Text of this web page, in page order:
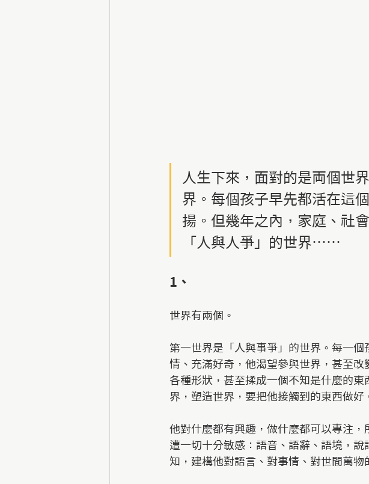
人生下來，面對的是両個世
界。每個孩子早先都活在這
揚。但幾年之內，家庭、社
「人與人爭」的世界⋯⋯
1、
世界有兩個。
第一世界是「人與事爭」的世界。每一
情、充滿好奇，他渴望參與世界，甚至
各種形狀，甚至揉成一個不知是什麼的
界，塑造世界，要把他接觸到的東西做好
他對什麼都有興趣，做什麼都可以專注
遭一切十分敏感：語音、語辭、語境，
知，建構他對語言、對事情、對世間萬物